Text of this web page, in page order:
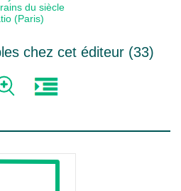
du siècle
(Paris)
chez cet éditeur (33)